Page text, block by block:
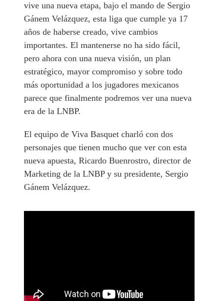
vive una nueva etapa, bajo el mando de Sergio
Gánem Velázquez, esta liga que cumple ya 17
años de haberse creado, vive cambios
importantes. El mantenerse no ha sido fácil,
pero ahora con una nueva visión, un plan
estratégico, mayor compromiso y sobre todo
más oportunidad a los jugadores mexicanos
parece que finalmente podremos ver una nueva
era de la LNBP.
El equipo de Viva Basquet charló con dos
personajes que tienen mucho que ver con esta
nueva apuesta, Ricardo Buenrostro, director de
Marketing de la LNBP y su presidente, Sergio
Gánem Velázquez.